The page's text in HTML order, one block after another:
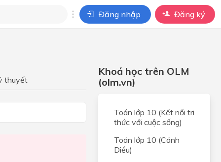
Đăng nhập Đăng ký
thuyết
Khoá học trên OLM
(olm.vn)
Toán lớp 10 (Kết nối tri
thức với cuộc sống)
Toán lớp 10 (Cánh
Diều)